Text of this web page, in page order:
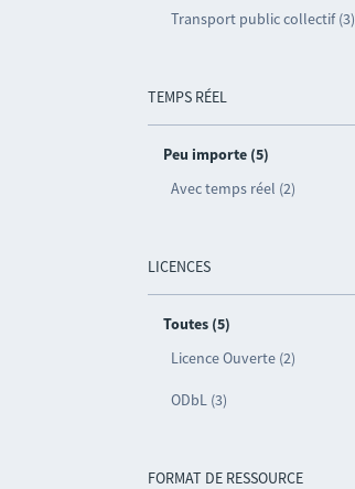
Transport public collectif (3)
TEMPS RÉEL
Peu importe (5)
Avec temps réel (2)
LICENCES
Toutes (5)
Licence Ouverte (2)
ODbL (3)
FORMAT DE RESSOURCE